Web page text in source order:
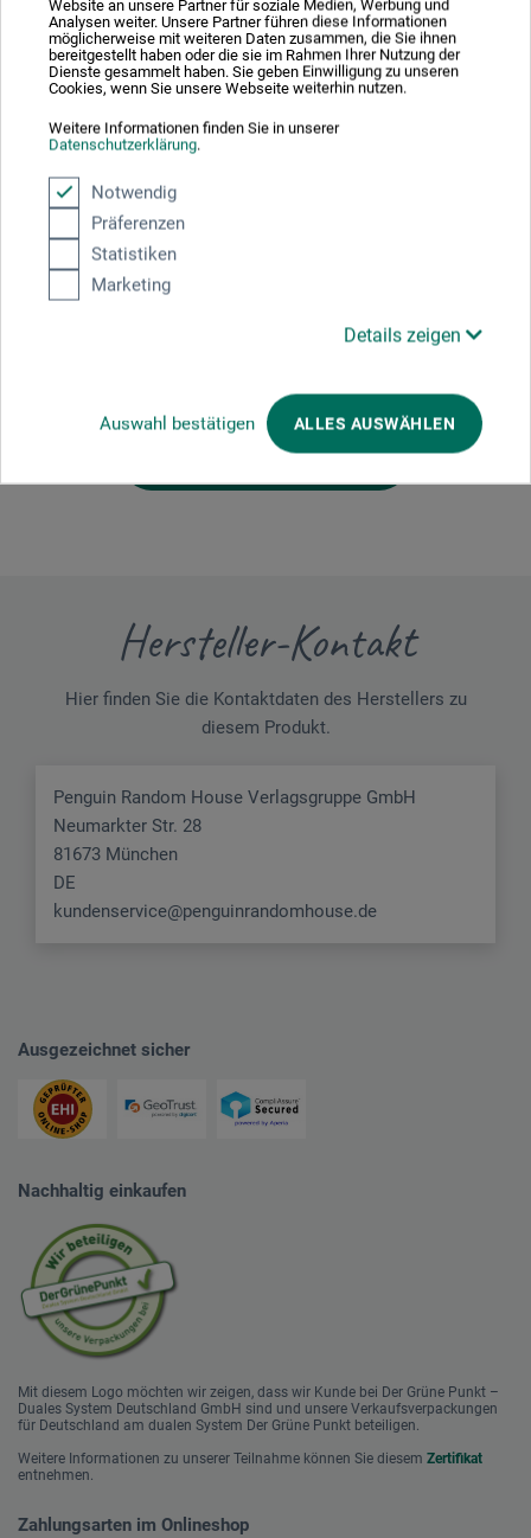
Website an unsere Partner für soziale Medien, Werbung und
Analysen weiter. Unsere Partner führen diese Informationen
möglicherweise mit weiteren Daten zusammen, die Sie ihnen
bereitgestellt haben oder die sie im Rahmen Ihrer Nutzung der
Dienste gesammelt haben. Sie geben Einwilligung zu unseren
Cookies, wenn Sie unsere Webseite weiterhin nutzen.
Weitere Informationen finden Sie in unserer
Datenschutzerklärung.
Notwendig
Präferenzen
Statistiken
Marketing
Details zeigen
Auswahl bestätigen ALLES AUSWÄHLEN
Lebensfreude, Das rote Atelier, Der Tanz und Die Trauer
des Königs – sind auf opulenten Ausklapptafeln
reproduziert, die es ermöglichen, die detailreiche Finesse
genießen.
172 S., 93 farb. Abb., 21,5 x 26,5 cm, geb., dt., Prestel 2026
Produktbewertungen (0)
Schreiben Sie die erste Bewertung zu diesem Produkt
JETZT PRODUKT BEWERTEN
Hersteller-Kontakt
Hier finden Sie die Kontaktdaten des Herstellers zu
diesem Produkt.
Penguin Random House Verlagsgruppe GmbH
Neumarkter Str. 28
81673 München
DE
kundenservice@penguinrandomhouse.de
Ausgezeichnet sicher
Nachhaltig einkaufen
Mit diesem Logo möchten wir zeigen, dass wir Kunde bei Der Grüne Punkt –
Duales System Deutschland GmbH sind und unsere Verkaufsverpackungen
für Deutschland am dualen System Der Grüne Punkt beteiligen.
Weitere Informationen zu unserer Teilnahme können Sie diesem Zertifikat
entnehmen.
Zahlungsarten im Onlineshop